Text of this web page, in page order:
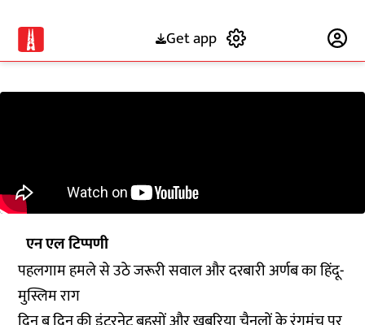
Get app
एन एल टिप्पणी
पहलगाम हमले से उठे जरूरी सवाल और दरबारी अर्णब का हिंदू-
मुस्लिम राग